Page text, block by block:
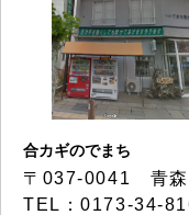
合カギのでまち
〒037-0041 青森
TEL：0173-34-